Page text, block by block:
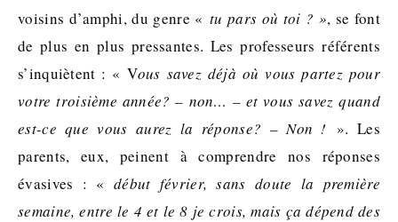
voisins d’amphi, du genre «tu pars où toi ? », se font
de plus en plus pressantes. Les professeurs référents
s’inquiètent : « Vous savez déjà où vous partez pour
votre troisième année? – non… – et vous savez quand
est-ce que vous aurez la réponse? – Non ! ». Les
parents, eux, peinent à comprendre nos réponses
évasives : « début février, sans doute la première
semaine, entre le 4 et le 8 je crois, mais ça dépend des